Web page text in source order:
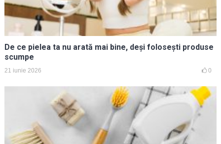
De ce pielea ta nu arată mai bine, deși folosești produse
scumpe
21 iunie 2026 0